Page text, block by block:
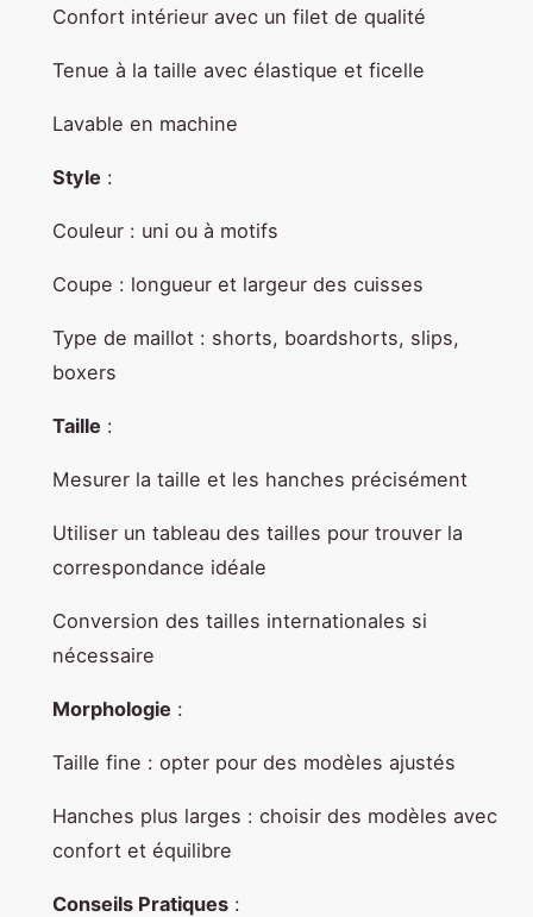
Confort intérieur avec un filet de qualité
Tenue à la taille avec élastique et ficelle
Lavable en machine
Style :
Couleur : uni ou à motifs
Coupe : longueur et largeur des cuisses
Type de maillot : shorts, boardshorts, slips,
boxers
Taille :
Mesurer la taille et les hanches précisément
Utiliser un tableau des tailles pour trouver la
correspondance idéale
Conversion des tailles internationales si
nécessaire
Morphologie :
Taille fine : opter pour des modèles ajustés
Hanches plus larges : choisir des modèles avec
confort et équilibre
Conseils Pratiques :